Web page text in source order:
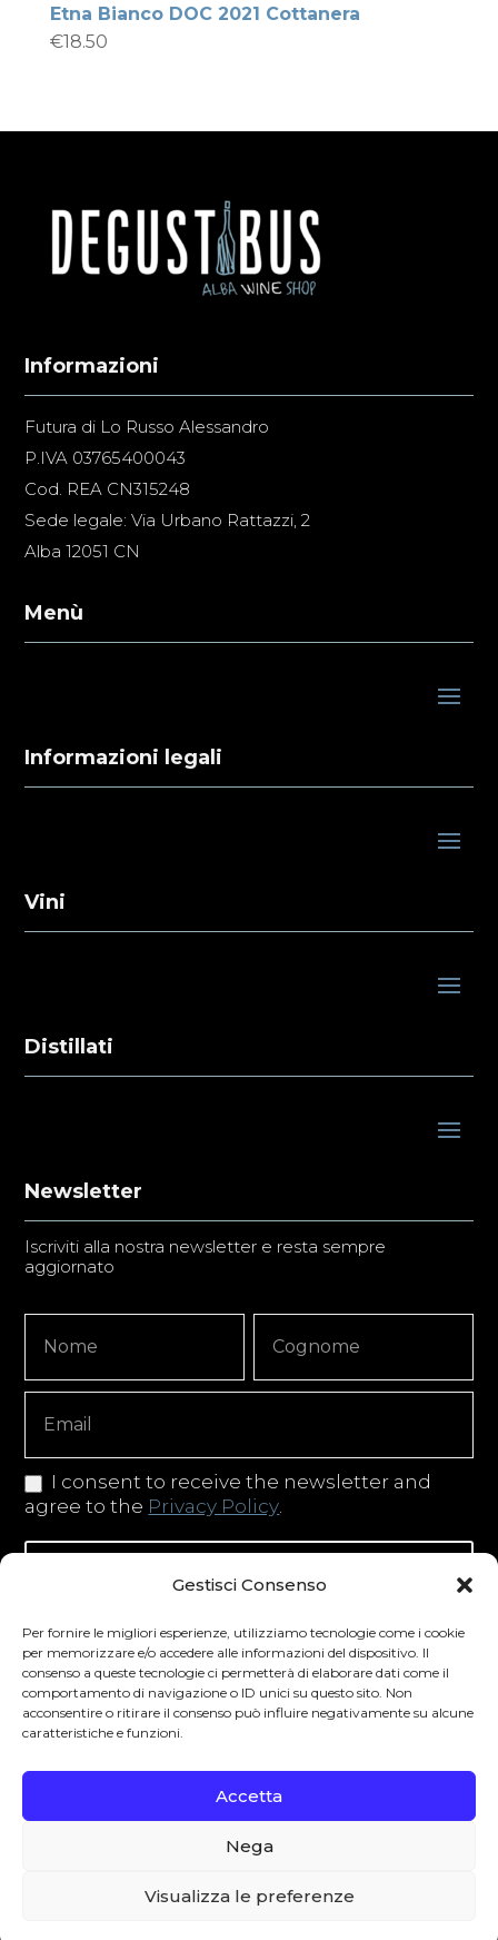
Gestisci Consenso
Per fornire le migliori esperienze, utilizziamo tecnologie come i cookie
per memorizzare e/o accedere alle informazioni del dispositivo. Il
consenso a queste tecnologie ci permetterà di elaborare dati come il
comportamento di navigazione o ID unici su questo sito. Non
acconsentire o ritirare il consenso può influire negativamente su alcune
caratteristiche e funzioni.
Accetta
Nega
Visualizza le preferenze
Etna Bianco DOC 2021 Cottanera
€18.50
Informazioni
Futura di Lo Russo Alessandro
P.IVA 03765400043
Cod. REA CN315248
Sede legale: Via Urbano Rattazzi, 2
Alba 12051 CN
Menù
Informazioni legali
Vini
Distillati
Newsletter
Iscriviti alla nostra newsletter e resta sempre
aggiornato
Signup
Copy
I consent to receive the newsletter and
agree to the Privacy Policy.
Iscriviti alla newsletter
Degustibus invita al consumo responsabile.
La vendita di bevande alcoliche è vietata ai
Paese di residenza. L’abuso di alcol è
pericoloso per la salute.